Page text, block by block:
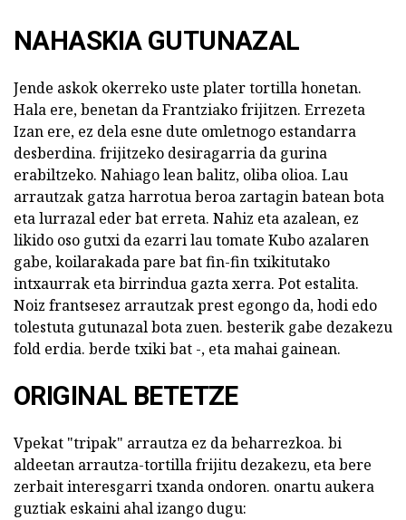
NAHASKIA GUTUNAZAL
Jende askok okerreko uste plater tortilla honetan.
Hala ere, benetan da Frantziako frijitzen. Errezeta
Izan ere, ez dela esne dute omletnogo estandarra
desberdina. frijitzeko desiragarria da gurina
erabiltzeko. Nahiago lean balitz, oliba olioa. Lau
arrautzak gatza harrotua beroa zartagin batean bota
eta lurrazal eder bat erreta. Nahiz eta azalean, ez
likido oso gutxi da ezarri lau tomate Kubo azalaren
gabe, koilarakada pare bat fin-fin txikitutako
intxaurrak eta birrindua gazta xerra. Pot estalita.
Noiz frantsesez arrautzak prest egongo da, hodi edo
tolestuta gutunazal bota zuen. besterik gabe dezakezu
fold erdia. berde txiki bat -, eta mahai gainean.
ORIGINAL BETETZE
Vpekat "tripak" arrautza ez da beharrezkoa. bi
aldeetan arrautza-tortilla frijitu dezakezu, eta bere
zerbait interesgarri txanda ondoren. onartu aukera
guztiak eskaini ahal izango dugu: